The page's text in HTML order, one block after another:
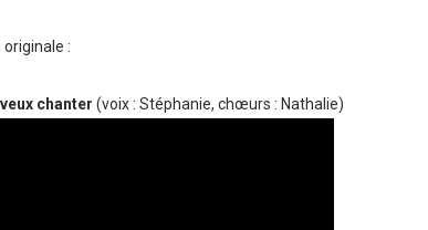
:
chanter (voix : Stéphanie, chœurs : Nathalie)